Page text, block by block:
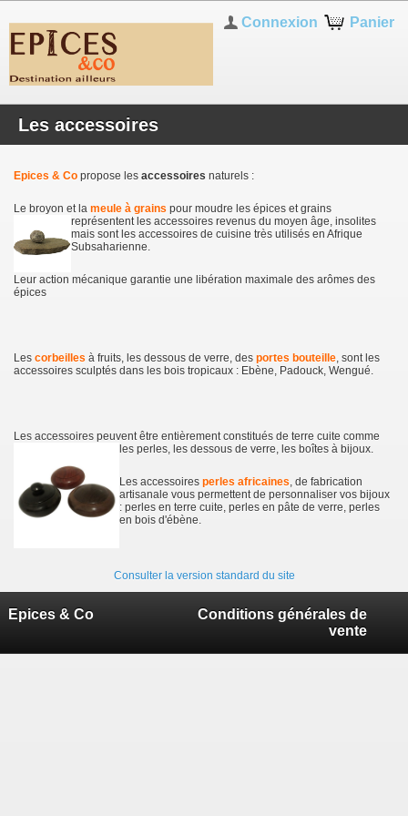
Panier
Connexion
Les accessoires
Epices & Co propose les accessoires naturels :
Le broyon et la meule à grains pour moudre les épices et grains
représentent les accessoires revenus du moyen âge, insolites
mais sont les accessoires de cuisine très utilisés en Afrique
Subsaharienne.
Leur action mécanique garantie une libération maximale des arômes des
épices
Les corbeilles à fruits, les dessous de verre, des portes bouteille, sont les
accessoires sculptés dans les bois tropicaux : Ebène, Padouck, Wengué.
Les accessoires peuvent être entièrement constitués de terre cuite comme
les perles, les dessous de verre, les boîtes à bijoux.
Les accessoires perles africaines, de fabrication
artisanale vous permettent de personnaliser vos bijoux
: perles en terre cuite, perles en pâte de verre, perles
en bois d'ébène.
Consulter la version standard du site
Epices & Co
Conditions générales de
vente